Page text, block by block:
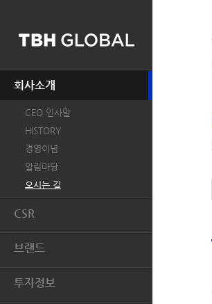
회사소개
CEO 인사말
HISTORY
경영이념
알림마당
오시는 길
CSR
개요
환경
브랜드
BASIC HOUSE
투자정보